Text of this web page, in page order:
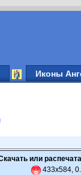
Иконы
или
433x584,